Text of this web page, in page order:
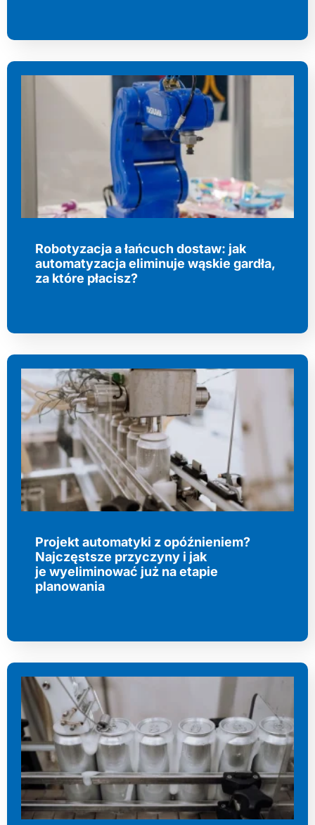
Robotyzacja a łańcuch dostaw: jak
automatyzacja eliminuje wąskie gardła,
za które płacisz?
Projekt automatyki z opóźnieniem?
Najczęstsze przyczyny i jak
je wyeliminować już na etapie
planowania